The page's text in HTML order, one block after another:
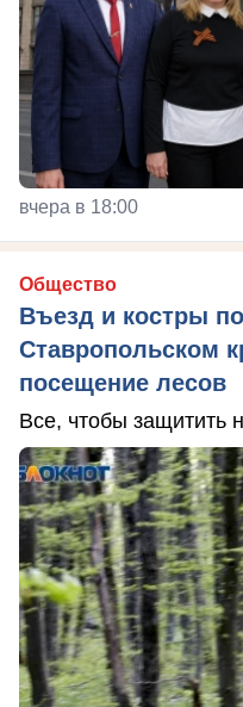
вчера в 18:00
Общество
Въезд и костры
Ставропольском
посещение лесов
Все, чтобы защитить